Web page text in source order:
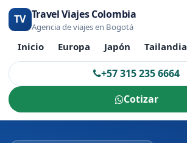
TV Travel Viajes Colombia
Agencia de viajes en Bogotá
Inicio Europa Japón Tailandia
+57 315 235 6664
Cotizar